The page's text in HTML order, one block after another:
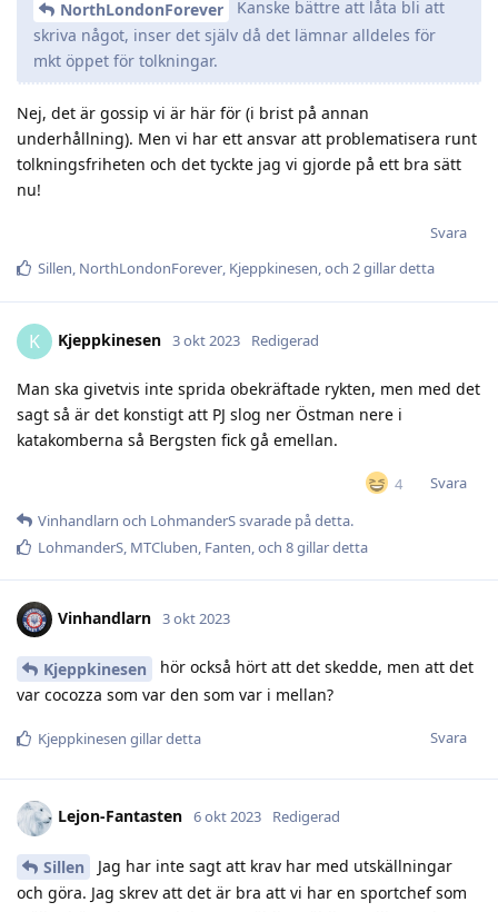
NorthLondonForever
Kanske bättre att låta bli att
skriva något, inser det själv då det lämnar alldeles för
mkt öppet för tolkningar.
Nej, det är gossip vi är här för (i brist på annan
underhållning). Men vi har ett ansvar att problematisera runt
tolkningsfriheten och det tyckte jag vi gjorde på ett bra sätt
nu!
Svara
Sillen, NorthLondonForever, Kjeppkinesen, och 2gillar detta
K Kjeppkinesen 3 okt 2023 Redigerad
Man ska givetvis inte sprida obekräftade rykten, men med det
sagt så är det konstigt att PJ slog ner Östman nere i
katakomberna så Bergsten fick gå emellan.
4
Svara
Vinhandlarn och LohmanderSsvarade på detta.
LohmanderS, MTCluben, Fanten, och 8gillar detta
Vinhandlarn 3 okt 2023
Kjeppkinesen
hör också hört att det skedde, men att det
var cocozza som var den som var i mellan?
Svara
Kjeppkinesen gillar detta
Lejon-Fantasten 6 okt 2023 Redigerad
Sillen
Jag har inte sagt att krav har med utskällningar
och göra. Jag skrev att det är bra att vi har en sportchef som